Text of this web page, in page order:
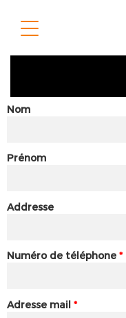
Nom
Prénom
Addresse
Numéro de téléphone *
Adresse mail *